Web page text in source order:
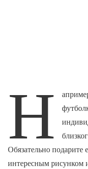
Н
Обязательно подарите
интересным рисунком